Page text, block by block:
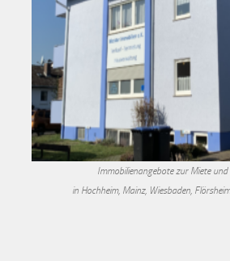
Immobilienangebote zur Miete
in Hochheim, Mainz, Wiesbaden,